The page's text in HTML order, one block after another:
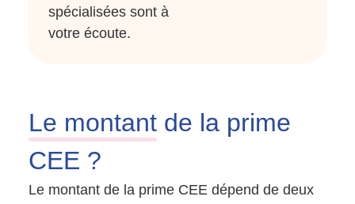
spécialisées sont à
votre écoute.
Le montant de la prime
CEE ?
Le montant de la prime CEE dépend de deux